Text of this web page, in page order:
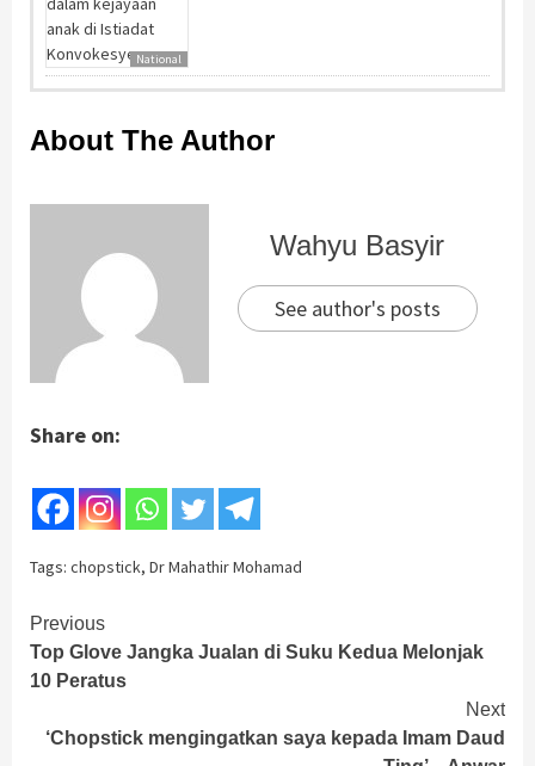
National
About The Author
Wahyu Basyir
See author's posts
Share on:
Tags: chopstick, Dr Mahathir Mohamad
Continue
Reading
Previous
Top Glove Jangka Jualan di Suku Kedua Melonjak
10 Peratus
Next
‘Chopstick mengingatkan saya kepada Imam Daud